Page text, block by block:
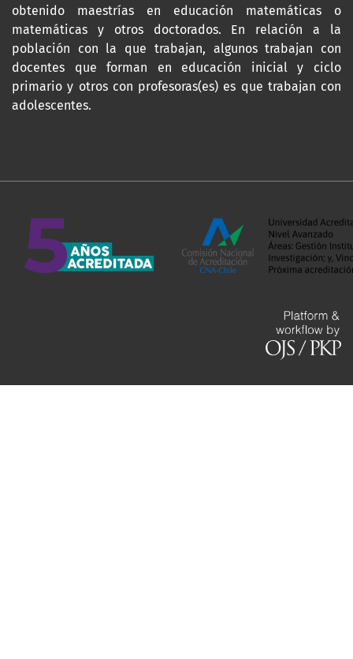
obtenido maestrías en educación matemáticas o
matemáticas y otros doctorados. En relación a la
población con la que trabajan, algunos trabajan con
docentes que forman en educación inicial y ciclo
primario y otros con profesoras(es) es que trabajan con
adolescentes.